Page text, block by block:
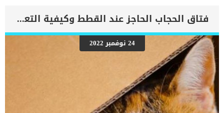
للأشخاص المحيطين بهم. وبالفعل تمكن الكثيرون من التعرف على مشاعر
الكلب وما تدل عليه سلوكياته المختلفة تجاه من حوله من البشر. لذلك إذا
كانت تظهر على كلبك أي من السلوكيات التالية، فإن ذلك يدل على حب
بفرحة كبيرة عندما تعود إلى المنزل عندما يحب الكلب صاحبه بشدة نجده
يستقبله بحب جنوني وبشغف شديد. كما نلاحظ أن ذيل الكلب في هذه
اللحظات يهتز بشدة وربما يقفز الكلب كثيرًا. وهنا تظهر علامات الحب
الحقيقي على الكلب ويدل ذلك على وفائه وحبه وإخلاصه […]
فتاق الحجاب الحاجز عند القطط وكيفية التعامل معه
24 نوفمبر 2022